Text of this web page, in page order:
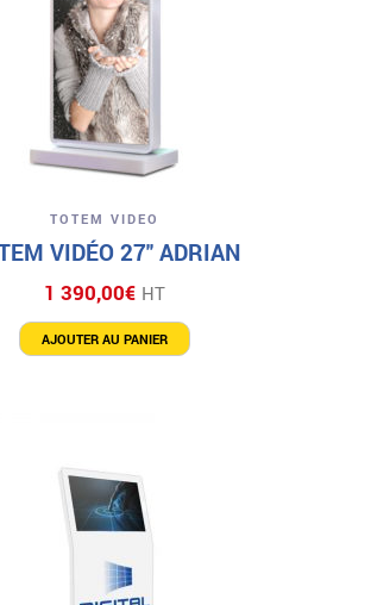
TOTEM VIDEO
VIDÉO 27″ ADRIAN
1 390,00€ HT
AJOUTER AU PANIER